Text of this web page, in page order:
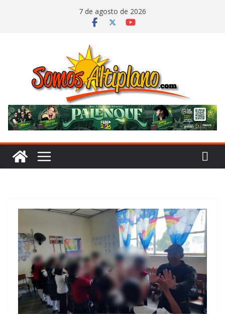
7 de agosto de 2026